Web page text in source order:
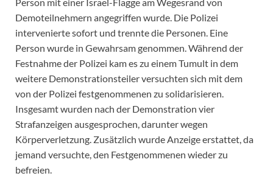
Demoteilnehmern angegriffen wurde. Die Polizei
intervenierte sofort und trennte die Personen. Eine
Person wurde in Gewahrsam genommen. Während der
Festnahme der Polizei kam es zu einem Tumult in dem
weitere Demonstrationsteiler versuchten sich mit dem
von der Polizei festgenommenen zu solidarisieren.
Insgesamt wurden nach der Demonstration vier
Strafanzeigen ausgesprochen, darunter wegen
Körperverletzung. Zusätzlich wurde Anzeige erstattet, da
jemand versuchte, den Festgenommenen wieder zu
befreien.